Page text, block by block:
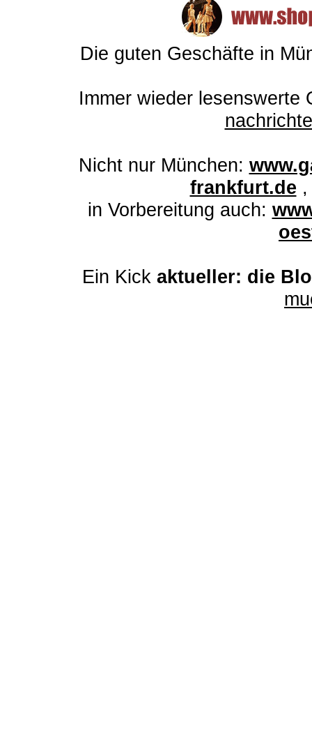
Die guten Geschäfte in
Immer wieder lesenswerte
Nicht nur München:
frankfurt.de
in Vorbereitung auch:
Ein Kick aktueller: die